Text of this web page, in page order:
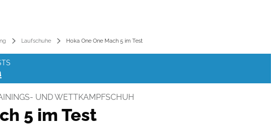
Laufschuhe Hoka One One Mach 5 im Test
UND WETTKAMPFSCHUH
5 im Test